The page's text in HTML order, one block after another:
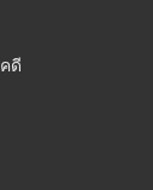
คดี